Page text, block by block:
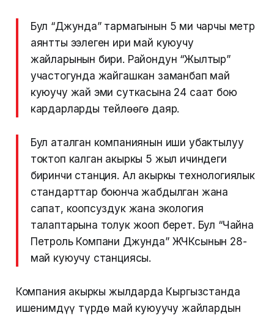
Бул “Джунда” тармагынын 5 миң чарчы метр
аянтты ээлеген ири май куюучу
жайларынын бири. Райондун “Жылтыр”
участогунда жайгашкан заманбап май
куюучу жай эми суткасына 24 саат бою
кардарларды тейлөөгө даяр.
Бул аталган компаниянын иши убактылуу
токтоп калган акыркы 5 жыл ичиндеги
биринчи станция. Ал акыркы технологиялык
стандарттар боюнча жабдылган жана
сапат, коопсуздук жана экология
талаптарына толук жооп берет. Бул “Чайна
Петроль Компани Джунда” ЖЧКсынын 28-
май куюучу станциясы.
Компания акыркы жылдарда Кыргызстанда
ишенимдүү түрдө май куюуучу жайлардын